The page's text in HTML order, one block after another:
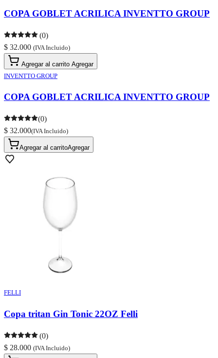
COPA GOBLET ACRILICA INVENTTO GROUP
(0)
$ 32.000 (IVA Incluido)
Agregar al carrito Agregar
INVENTTO GROUP
COPA GOBLET ACRILICA INVENTTO GROUP
(0)
$ 32.000(IVA Incluido)
Agregar al carritoAgregar
FELLI
Copa tritan Gin Tonic 22OZ Felli
(0)
$ 28.000 (IVA Incluido)